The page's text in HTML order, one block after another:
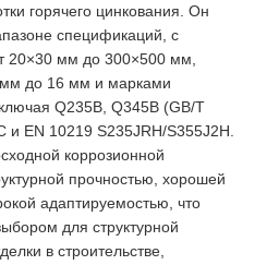
горячего цинкования. Он
спецификаций, с
20×30 мм до 300×500 мм,
мм до 16 мм и марками
Q235B, Q345B (GB/T
и EN 10219 S235JRH/S355J2H.
коррозионной
прочностью, хорошей
адаптируемостью, что
для структурной
в строительстве,